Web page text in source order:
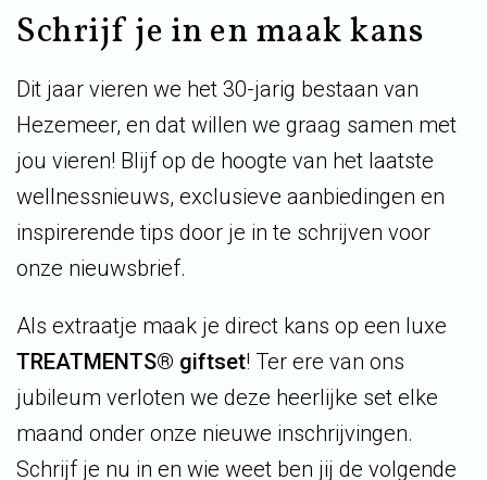
Schrijf je in en maak kans
Dit jaar vieren we het 30-jarig bestaan van
Hezemeer, en dat willen we graag samen met
jou vieren! Blijf op de hoogte van het laatste
wellnessnieuws, exclusieve aanbiedingen en
inspirerende tips door je in te schrijven voor
onze nieuwsbrief.
Als extraatje maak je direct kans op een luxe
TREATMENTS® giftset! Ter ere van ons
jubileum verloten we deze heerlijke set elke
maand onder onze nieuwe inschrijvingen.
Schrijf je nu in en wie weet ben jij de volgende